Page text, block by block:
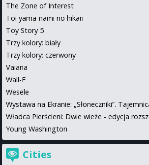
The Zone of Interest
Toi yama-nami no hikari
Toy Story 5
Trzy kolory: biały
Trzy kolory: czerwony
Vaiana
Wall-E
Wesele
Wystawa na Ekranie: „Słoneczniki”.
Władca Pierścieni: Dwie wieże - edycja
Young Washington
Cities